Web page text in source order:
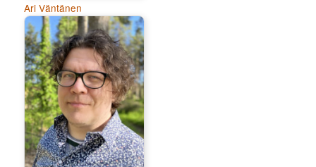
Ari Väntänen